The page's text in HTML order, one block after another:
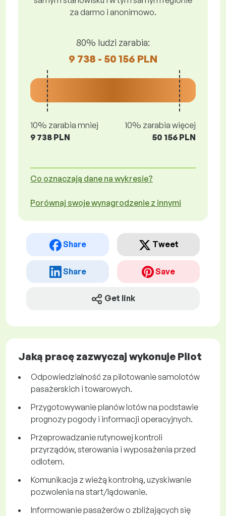
za darmo i anonimowo.
80% ludzi zarabia:
9 738 - 50 156 PLN
10% zarabia mniej
9 738 PLN
10% zarabia więcej
50 156 PLN
Co oznaczają dane na wykresie?
Porównaj swoje wynagrodzenie z innymi
Share Tweet
Share Save
Get link
Jaką pracę zazwyczaj wykonuje Pilot
Odpowiedzialność za pilotowanie samolotów
pasażerskich i towarowych.
Przygotowywanie planów lotów na podstawie
prognozy pogody i informacji operacyjnych.
Przeprowadzanie rutynowej kontroli
przyrządów, sterowania i wyposażenia przed
odlotem.
Komunikacja z wieżą kontrolną, uzyskiwanie
pozwolenia na start/lądowanie.
Informowanie pasażerów o zbliżających się